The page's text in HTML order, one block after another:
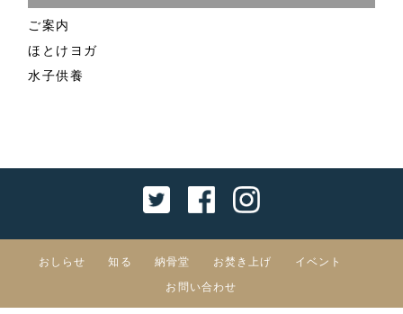
ご案内
ほとけヨガ
水子供養
おしらせ 知る 納骨堂 お焚き上げ
イベント
お問い合わせ